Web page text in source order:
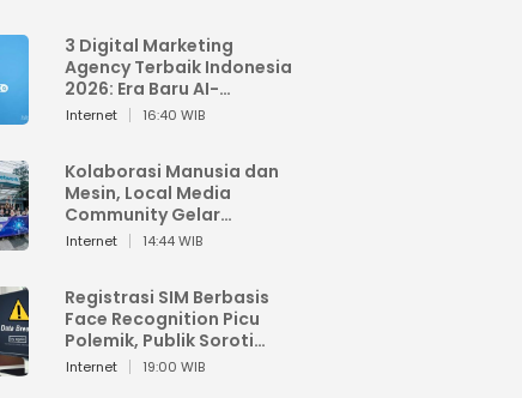
3 Digital Marketing
Agency Terbaik Indonesia
2026: Era Baru AI-
Powered Marketing
Internet 16:40 WIB
Kolaborasi Manusia dan
Mesin, Local Media
Community Gelar
Workshop Google AI
Internet 14:44 WIB
Registrasi SIM Berbasis
Face Recognition Picu
Polemik, Publik Soroti
Risiko Kebocoran Data
Internet 19:00 WIB